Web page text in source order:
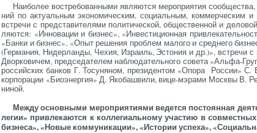
На­ибо­лее вос­тре­бован­ны­ми яв­ля­ют­ся ме­роп­ри­ятия
ний по ак­ту­аль­ным эко­номи­чес­ким, со­ци­аль­ным, ком­мерчес­ким
встре­чи с пред­ста­вите­лями по­лити­чес­кой, об­щес­твен­ной и
ля­ют­ся: «Ин­но­вации и биз­нес», «Ин­вести­ци­он­ная
«Бан­ки и биз­нес», «Опыт ре­шения проб­лем ма­лого и сред­не­го
(Гер­ма­ния, Ни­дер­ланды, Че­хия, Из­ра­иль, Эс­то­ния и др.)», встре­чи
Двор­ко­вичем, пред­се­дате­лем наб­лю­датель­но­го со­вета «Аль­фа-
рос­сий­ских бан­ков Г. То­суня­ном, пре­зиден­том «Опо­ра Рос­сии»
кор­по­рации «Би­оэнер­гия» Д. Яко­баш­ви­ли, ви­це-мэ­рами Мос­квы
ниной.
Меж­ду ос­новны­ми ме­роп­ри­яти­ями ве­дет­ся пос­то­ян­ная
ле­гии» прив­ле­ка­ют­ся к кол­ле­ги­аль­но­му учас­тию в
биз­не­са», «Но­вые ком­му­ника­ции», «Ис­то­рии ус­пе­ха»,